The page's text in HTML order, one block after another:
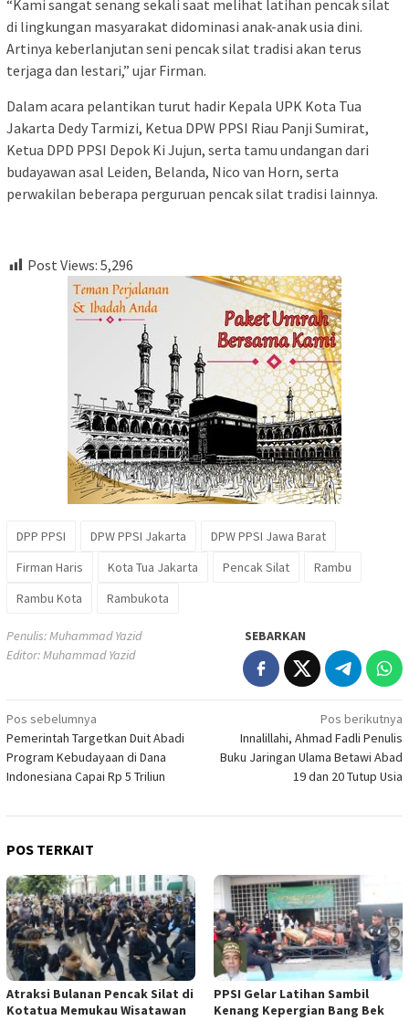
“Kami sangat senang sekali saat melihat latihan pencak silat
di lingkungan masyarakat didominasi anak-anak usia dini.
Artinya keberlanjutan seni pencak silat tradisi akan terus
terjaga dan lestari,” ujar Firman.
Dalam acara pelantikan turut hadir Kepala UPK Kota Tua
Jakarta Dedy Tarmizi, Ketua DPW PPSI Riau Panji Sumirat,
Ketua DPD PPSI Depok Ki Jujun, serta tamu undangan dari
budayawan asal Leiden, Belanda, Nico van Horn, serta
perwakilan beberapa perguruan pencak silat tradisi lainnya.
Post Views: 5,296
DPP PPSI DPW PPSI Jakarta
DPW PPSI Jawa Barat
Firman Haris
Kota Tua Jakarta Pencak Silat
Rambu
Rambu Kota
Rambukota
Penulis: Muhammad Yazid
Editor: Muhammad Yazid
SEBARKAN
Navigasi
pos
Pos sebelumnya
Pemerintah Targetkan Duit Abadi
Program Kebudayaan di Dana
Indonesiana Capai Rp 5 Triliun
Pos berikutnya
Innalillahi, Ahmad Fadli Penulis
Buku Jaringan Ulama Betawi Abad
19 dan 20 Tutup Usia
POS TERKAIT
Atraksi Bulanan Pencak Silat di
Kotatua Memukau Wisatawan
PPSI Gelar Latihan Sambil
Kenang Kepergian Bang Bek